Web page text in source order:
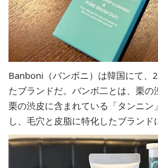
Banboni（バンボニ）は韓国にて、
たブランドだ。バンボ二とは、栗
栗の渋皮に含まれている「タンニン
し、毛穴と皮脂に特化したブランド